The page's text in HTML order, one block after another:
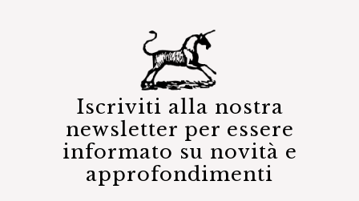
Iscriviti alla nostra
newsletter per essere
informato su novità e
approfondimenti